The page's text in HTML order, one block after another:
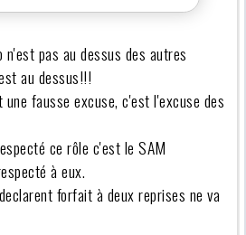
pas au dessus des autres
au dessus!!!
fausse excuse, c'est l'excuse des
ce rôle c'est le SAM
à eux.
forfait à deux reprises ne va